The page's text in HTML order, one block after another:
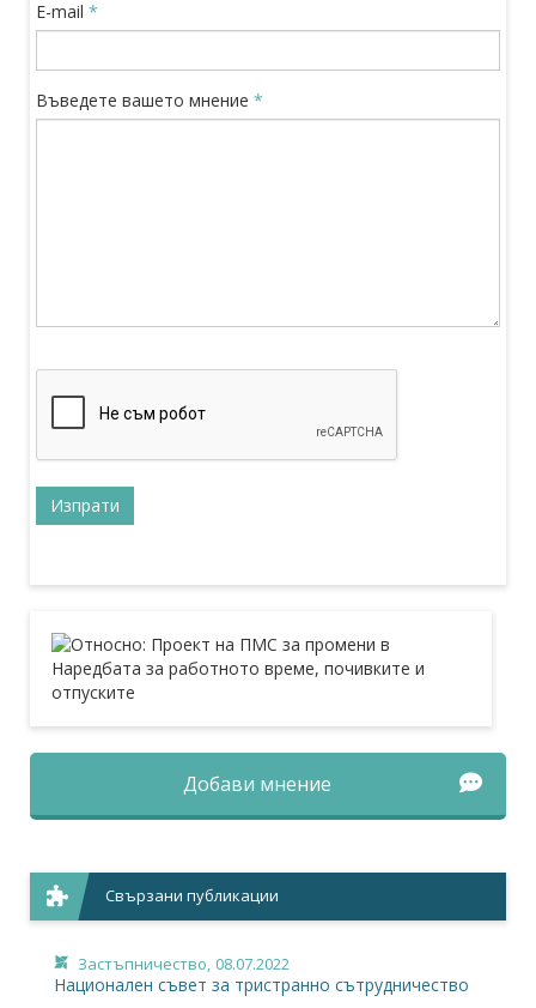
E-mail *
Въведете вашето мнение *
Добави мнение
Свързани публикации
Застъпничество, 08.07.2022
Национален съвет за тристранно сътрудничество